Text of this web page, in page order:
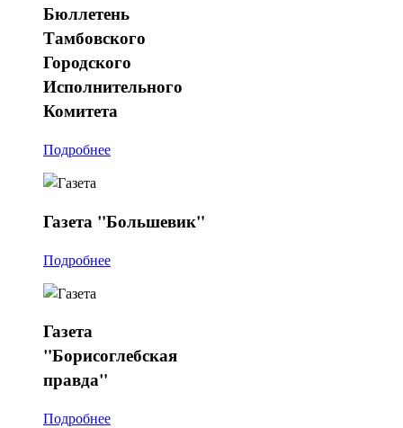
Бюллетень
Тамбовского
Городского
Исполнительного
Комитета
Подробнее
Газета "Большевик"
Подробнее
Газета
"Борисоглебская
правда"
Подробнее